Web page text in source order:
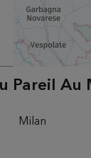
Pareil
Milan